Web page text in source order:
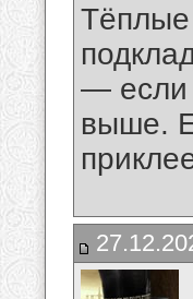
Тёплые
— если
выше.